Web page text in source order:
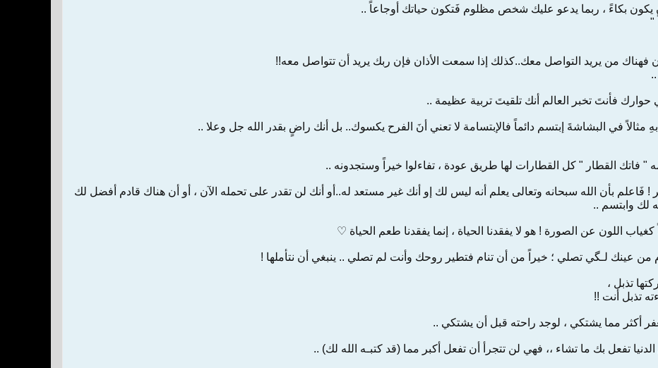
بكاءً ، ربما يدعو عليك شخص مظلوم فَتكون حياتك أوجاعاً ..
"
فهناك من يريد التواصل معك..كذلك إذا سمعت الأذان فإن ربك يريد أن تتواصل معه!!
حوارك فأنتَ تخبر العالم أنك تلقيتَ تربية عظيمة ..
في البشاشةَ إبتسم دائماً فالإبتسامة لا تعني أنَ الفرح يكسوك.. بل أنك راضٍ بقدر الله جل وعلا ..
فاتك القطار " كل القطارات لها طريق عودة ، تفاءلوا خيراً وستجدونه ..
! فَاعلم بأن الله سبحانه وتعالى يعلم أنه ليس لك إو أنك غير مستعد له..أو أنك لن تقدر على تحمله الآن ، أو أن هناك قادم أفضل لك
لك وابتسم ..
اللون عن الصورة ! هو لا يفقدنا الحياة ، إنما يفقدنا طعم الحياة ♡
من عينك لـگي تصلي ؛ خيراً من أن تنام فتطير روحك وأنت لم تصلي .. ينبغي أن نتأملها !
تذبل ،
تذبل أنت !!
أكثر مما يشتكي ، لوجد راحته قبل أن يشتكي ..
تفعل بك ما تشاء ،، فهي لن تتجرأ أن تفعل أكبر مما (قد كتبـه الله لك) ..